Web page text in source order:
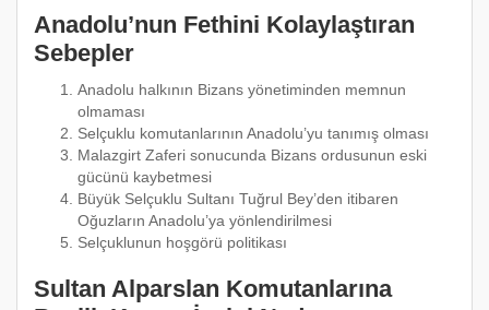
Anadolu’nun Fethini Kolaylaştıran
Sebepler
Anadolu halkının Bizans yönetiminden memnun
olmaması
Selçuklu komutanlarının Anadolu’yu tanımış olması
Malazgirt Zaferi sonucunda Bizans ordusunun eski
gücünü kaybetmesi
Büyük Selçuklu Sultanı Tuğrul Bey’den itibaren
Oğuzların Anadolu’ya yönlendirilmesi
Selçuklunun hoşgörü politikası
Sultan Alparslan Komutanlarına